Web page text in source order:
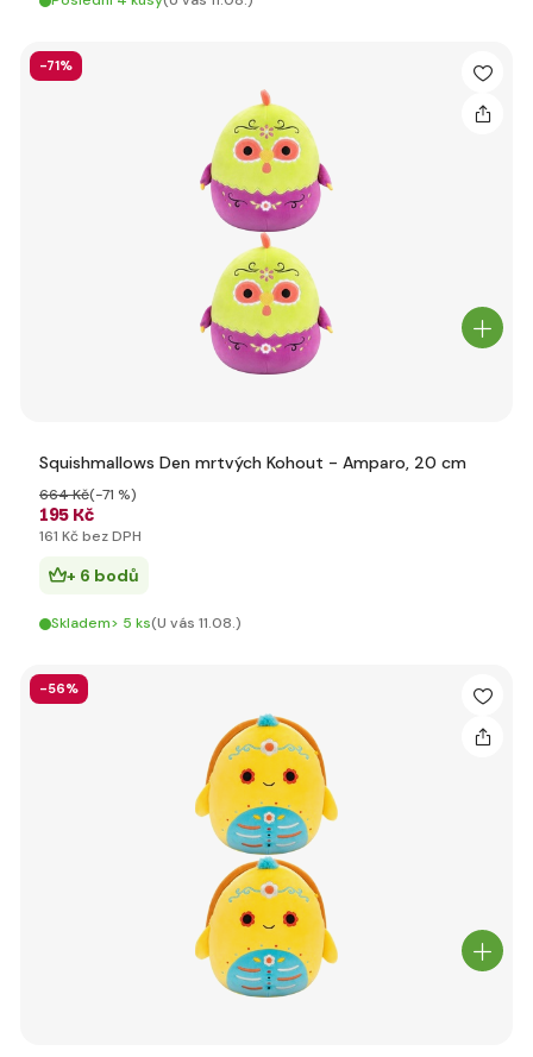
-71%
Squishmallows Den mrtvých Kohout - Amparo, 20 cm
195 Kč
664 Kč(-71 %)
161 Kč bez DPH
+ 6 bodů
Skladem> 5 ks(U vás 11.08.)
-56%